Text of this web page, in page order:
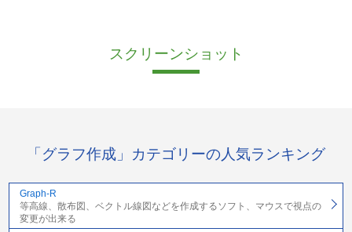
スクリーンショット
「グラフ作成」カテゴリーの人気ランキング
Graph-R
等高線、散布図、ベクトル線図などを作成するソフト、マウスで視点の
変更が出来る